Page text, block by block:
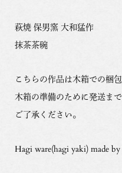
萩焼 保男窯 大和猛作
抹茶茶碗
こちらの作品は木箱での梱
木箱の準備のために発送ま
ご了承ください。
Hagi ware(hagi yaki) made